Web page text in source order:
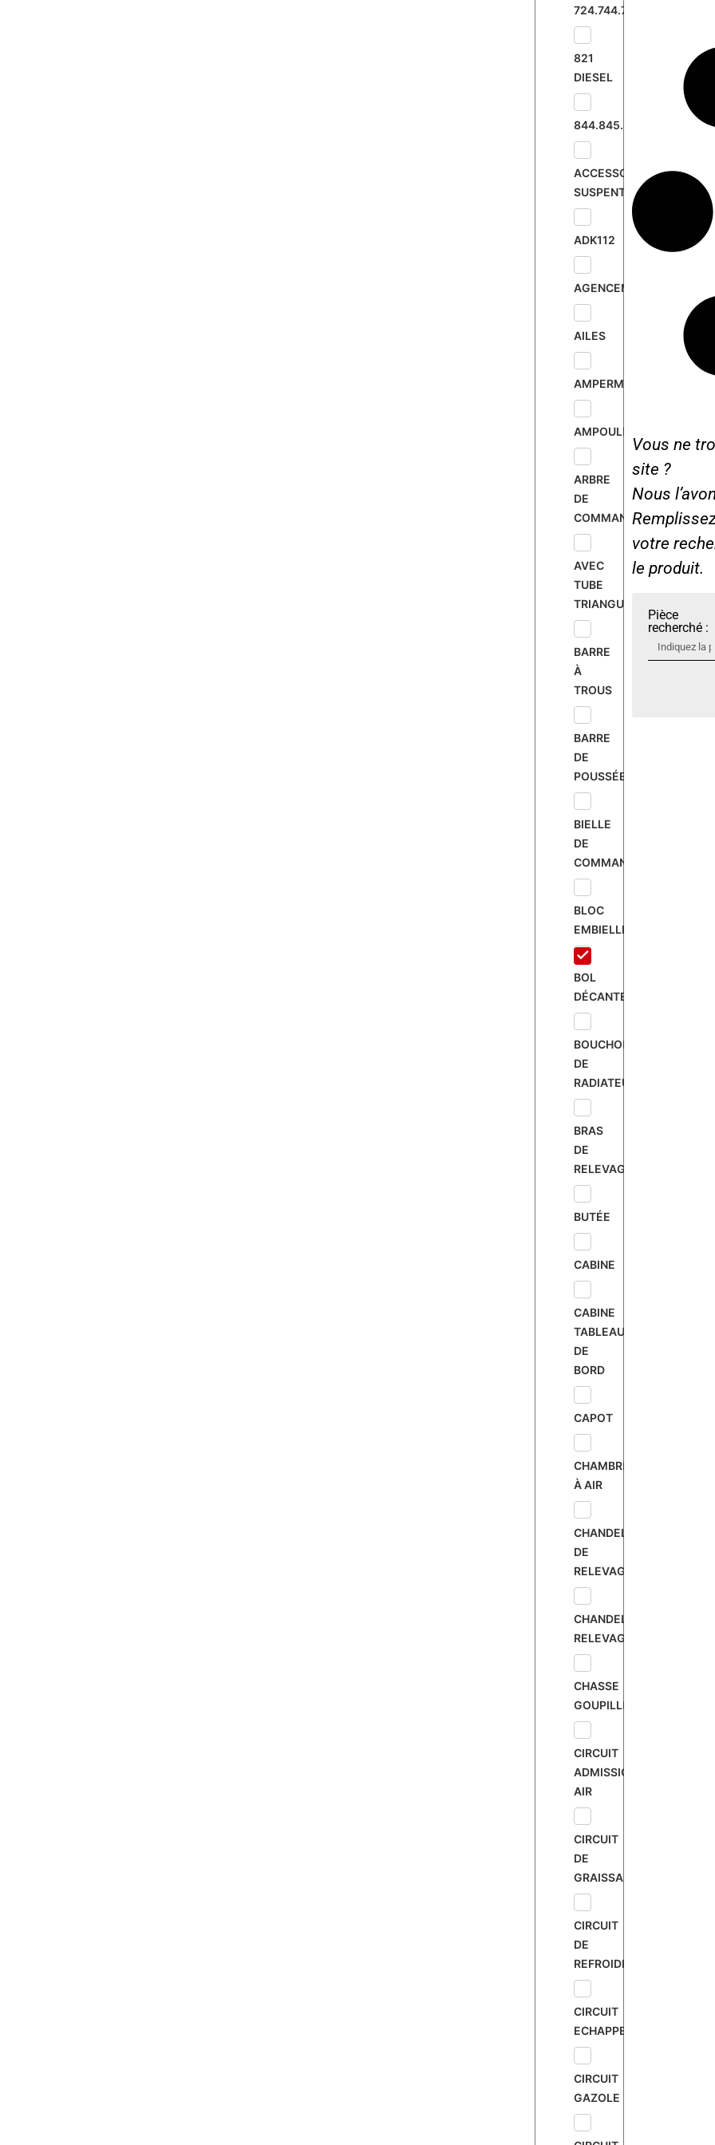
724.744.745.833
821
DIESEL
844.845.895
ACCESSOIRES
SUSPENTE
ADK112
AGENCEMENT
AILES
AMPERMÈTRE
AMPOULE
ARBRE
DE
COMMANDE
AVEC
TUBE
TRIANGULAIRE
BARRE
À
TROUS
BARRE
DE
POUSSÉE
BIELLE
DE
COMMANDE
BLOC
EMBIELLÉ
BOL
DÉCANTEUR
BOUCHON
DE
RADIATEUR
BRAS
DE
RELEVAGE
BUTÉE
CABINE
CABINE
TABLEAU
DE
BORD
CAPOT
CHAMBRE
À AIR
CHANDELLE
DE
RELEVAGE
CHANDELLE
RELEVAGE
CHASSE
GOUPILLE
CIRCUIT
ADMISSION
AIR
CIRCUIT
DE
GRAISSAGE
CIRCUIT
DE
REFROIDISSEMENT
CIRCUIT
ECHAPPEMENT
CIRCUIT
GAZOLE
Vous ne
site ?
Nous
votre
le produit.
Pièce
recherché :